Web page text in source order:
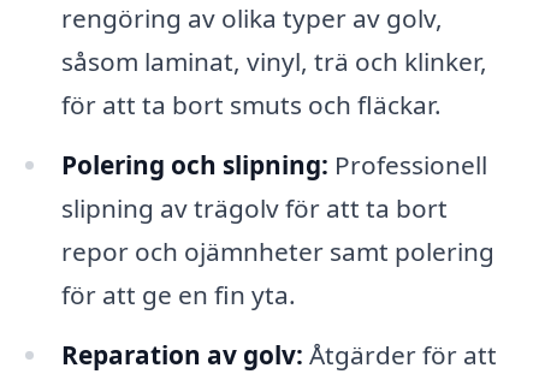
rengöring av olika typer av golv,
såsom laminat, vinyl, trä och klinker,
för att ta bort smuts och fläckar.
Polering och slipning: Professionell
slipning av trägolv för att ta bort
repor och ojämnheter samt polering
för att ge en fin yta.
Reparation av golv: Åtgärder för att